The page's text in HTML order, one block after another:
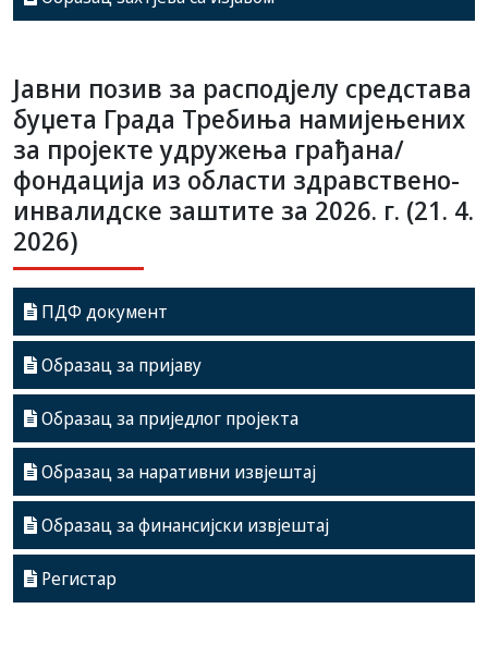
Јавни позив за расподјелу средстава
буџета Града Требиња намијењених
за пројекте удружења грађана/
фондација из области здравствено-
инвалидске заштите за 2026. г. (21. 4.
2026)
ПДФ документ
Образац за пријаву
Образац за приједлог пројекта
Образац за наративни извјештај
Образац за финансијски извјештај
Регистар